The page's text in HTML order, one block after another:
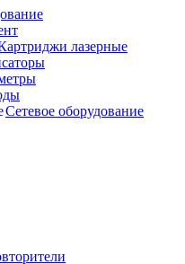
лазерные
Сетевое оборудование